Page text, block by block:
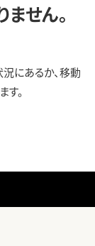
せん。
にあるか、移動
。